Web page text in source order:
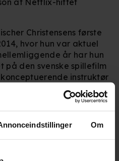
Om
Christensens første
hvor hun var aktuel
år har hun
den svenske spillefilm
instruktør
'Ulven kommer'.
filmen